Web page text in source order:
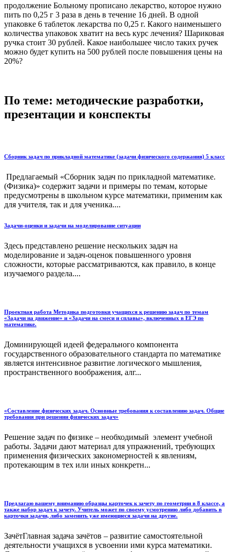
продолжение Больному прописано лекарство, которое нужно
пить по 0,25 г 3 раза в день в течение 16 дней. В одной
упаковке 6 таблеток лекарства по 0,25 г. Какого наименьшего
количества упаковок хватит на весь курс лечения? Шариковая
ручка стоит 30 рублей. Какое наибольшее число таких ручек
можно будет купить на 500 рублей после повышения цены на
20%?
По теме: методические разработки,
презентации и конспекты
Сборник задач по прикладной математике (задачи физического содержания) 5 класс
Предлагаемый «Сборник задач по прикладной математике.
(Физика)» содержит задачи и примеры по темам, которые
предусмотрены в школьном курсе математики, применим как
для учителя, так и для ученика....
Задачи-оценки и задачи на моделирование ситуации
Здесь представлено решение нескольких задач на
моделирование и задач-оценок повышенного уровня
сложности, которые рассматриваются, как правило, в конце
изучаемого раздела....
Проектная работа Методика подготовки учащихся к решению задач по темам
«Задачи на движение» и «Задачи на смеси и сплавы», включенных в ЕГЭ по
математике.
Доминирующей идеей федерального компонента
государственного образовательного стандарта по математике
является интенсивное развитие логического мышления,
пространственного воображения, алг...
«Составление физических задач. Основные требования к составлению задач. Общие
требования при решении физических задач»
Решение задач по физике – необходимый элемент учебной
работы. Задачи дают материал для упражнений, требующих
применения физических закономерностей к явлениям,
протекающим в тех или иных конкретн...
Предлагаю вашему вниманию образцы карточек к зачету по геометрии в 8 классе, а
также набор задач к зачету. Учитель может по своему усмотрению либо добавить в
карточки задачи, либо заменить уже имеющиеся задачи на другие.
ЗачётГлавная задача зачётов – развитие самостоятельной
деятельности учащихся в усвоении ими курса математики.